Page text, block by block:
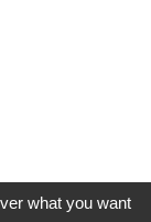
what you want